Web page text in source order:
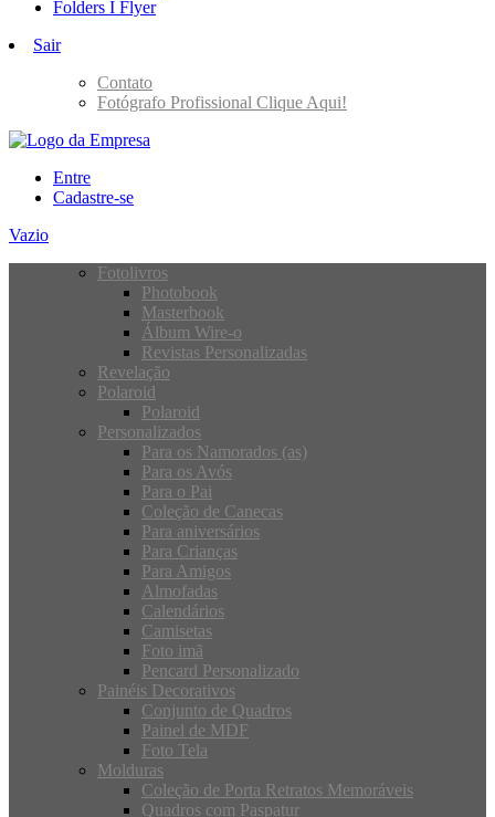
Folders I Flyer
Sair
Contato
Fotógrafo Profissional Clique Aqui!
Entre
Cadastre-se
Vazio
Fotolivros
Photobook
Masterbook
Álbum Wire-o
Revistas Personalizadas
Revelação
Polaroid
Polaroid
Personalizados
Para os Namorados (as)
Para os Avós
Para o Pai
Coleção de Canecas
Para aniversários
Para Crianças
Para Amigos
Almofadas
Calendários
Camisetas
Foto imã
Pencard Personalizado
Painéis Decorativos
Conjunto de Quadros
Painel de MDF
Foto Tela
Molduras
Coleção de Porta Retratos Memoráveis
Quadros com Paspatur